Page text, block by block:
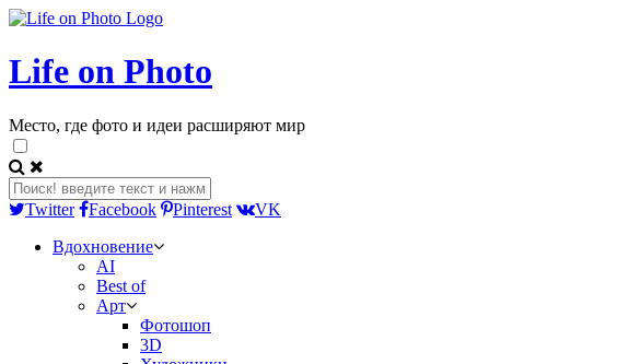
Life on Photo
Место, где фото и идеи расширяют мир
Twitter Facebook Pinterest
VK
Вдохновение
AI
Best of
Арт
Фотошоп
3D